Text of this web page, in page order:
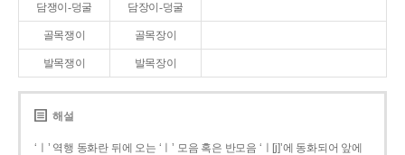
담쟁이-덩굴 담장이-덩굴
골목쟁이 골목장이
발목쟁이 발목장이
해설
‘ㅣ’ 역행 동화란 뒤에 오는 ‘ㅣ’ 모음 혹은 반모음 ‘ㅣ[j]’에 동화되어 앞에